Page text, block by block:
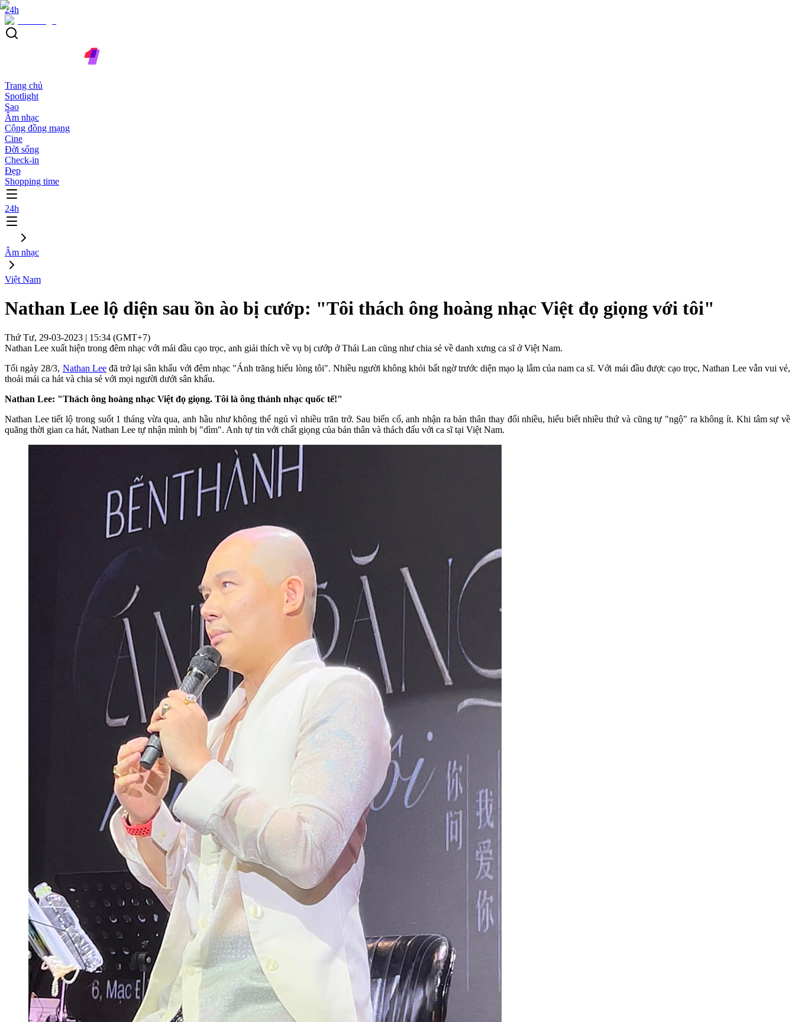
24h
Trang chủ
Spotlight
Sao
Âm nhạc
Cộng đồng mạng
Cine
Đời sống
Check-in
Đẹp
Shopping time
24h
Âm nhạc
Việt Nam
Nathan Lee lộ diện sau ồn ào bị cướp: "Tôi thách ông hoàng nhạc Việt đọ giọng với tôi"
Thứ Tư, 29-03-2023 | 15:34 (GMT+7)
Nathan Lee xuất hiện trong đêm nhạc với mái đầu cạo trọc, anh giải thích về vụ bị cướp ở Thái Lan cũng như chia sẻ về danh xưng ca sĩ ở Việt Nam.
Tối ngày 28/3, Nathan Leeđã trở lại sân khấu với đêm nhạc "Ánh trăng hiểu lòng tôi". Nhiều người không khỏi bất ngờ trước diện mạo lạ lẫm của nam ca sĩ. Với mái đầu được cạo trọc, Nathan Lee vẫn vui vẻ,
thoải mái ca hát và chia sẻ với mọi người dưới sân khấu.
Nathan Lee: "Thách ông hoàng nhạc Việt đọ giọng. Tôi là ông thánh nhạc quốc tế!"
Nathan Lee tiết lộ trong suốt 1 tháng vừa qua, anh hầu như không thể ngủ vì nhiều trăn trở. Sau biến cố, anh nhận ra bản thân thay đổi nhiều, hiểu biết nhiều thứ và cũng tự "ngộ" ra không ít. Khi tâm sự về
quãng thời gian ca hát, Nathan Lee tự nhận mình bị "dìm". Anh tự tin với chất giọng của bản thân và thách đấu với ca sĩ tại Việt Nam.